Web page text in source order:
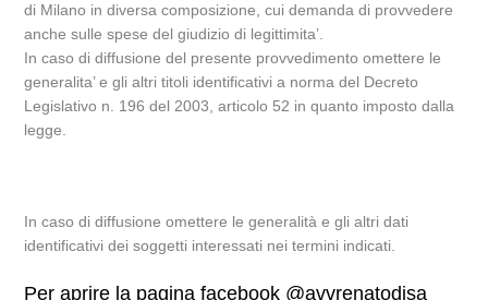
di Milano in diversa composizione, cui demanda di provvedere
anche sulle spese del giudizio di legittimita’.
In caso di diffusione del presente provvedimento omettere le
generalita’ e gli altri titoli identificativi a norma del Decreto
Legislativo n. 196 del 2003, articolo 52 in quanto imposto dalla
legge.
In caso di diffusione omettere le generalità e gli altri dati
identificativi dei soggetti interessati nei termini indicati.
Per aprire la pagina facebook @avvrenatodisa